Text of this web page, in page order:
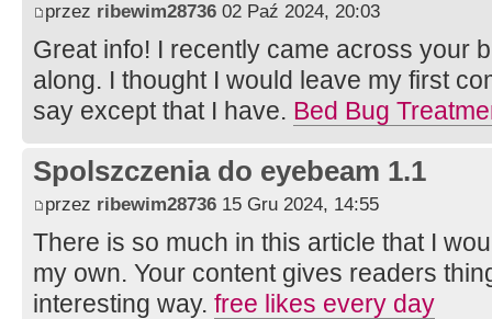
przez ribewim28736 02 Paź 2024, 20:03
Great info! I recently came across your
along. I thought I would leave my first
say except that I have. Bed Bug
Spolszczenia do eyebeam 1.1
przez ribewim28736 15 Gru 2024, 14:55
There is so much in this article that I
my own. Your content gives readers
interesting way. free likes every day